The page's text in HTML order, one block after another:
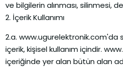
ve bilgilerin alınması, silinmesi,
2. İçerik Kullanımı
2.a. www.ugurelektronik.com'da
içerik, kişisel kullanım içindir.
içeriğinde yer alan bütün alan